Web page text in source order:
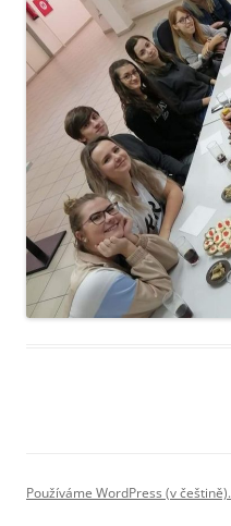
Používáme WordPress (v češtině).